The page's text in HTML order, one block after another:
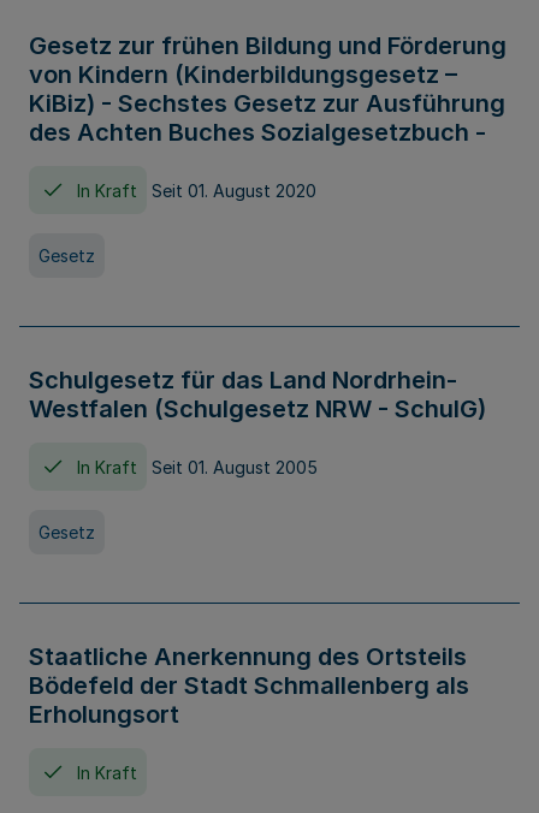
Gesetz zur frühen Bildung und Förderung
von Kindern (Kinderbildungsgesetz –
KiBiz) - Sechstes Gesetz zur Ausführung
des Achten Buches Sozialgesetzbuch -
In Kraft Seit 01. August 2020
Gesetz
Schulgesetz für das Land Nordrhein-
Westfalen (Schulgesetz NRW - SchulG)
In Kraft Seit 01. August 2005
Gesetz
Staatliche Anerkennung des Ortsteils
Bödefeld der Stadt Schmallenberg als
Erholungsort
In Kraft